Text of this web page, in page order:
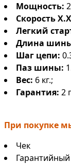
Мощность:
Скорость
Легкий
Длина
Шаг цепи:
Паз шины:
Вес: 6 кг.;
Гарантия: 2
При покупке
Чек